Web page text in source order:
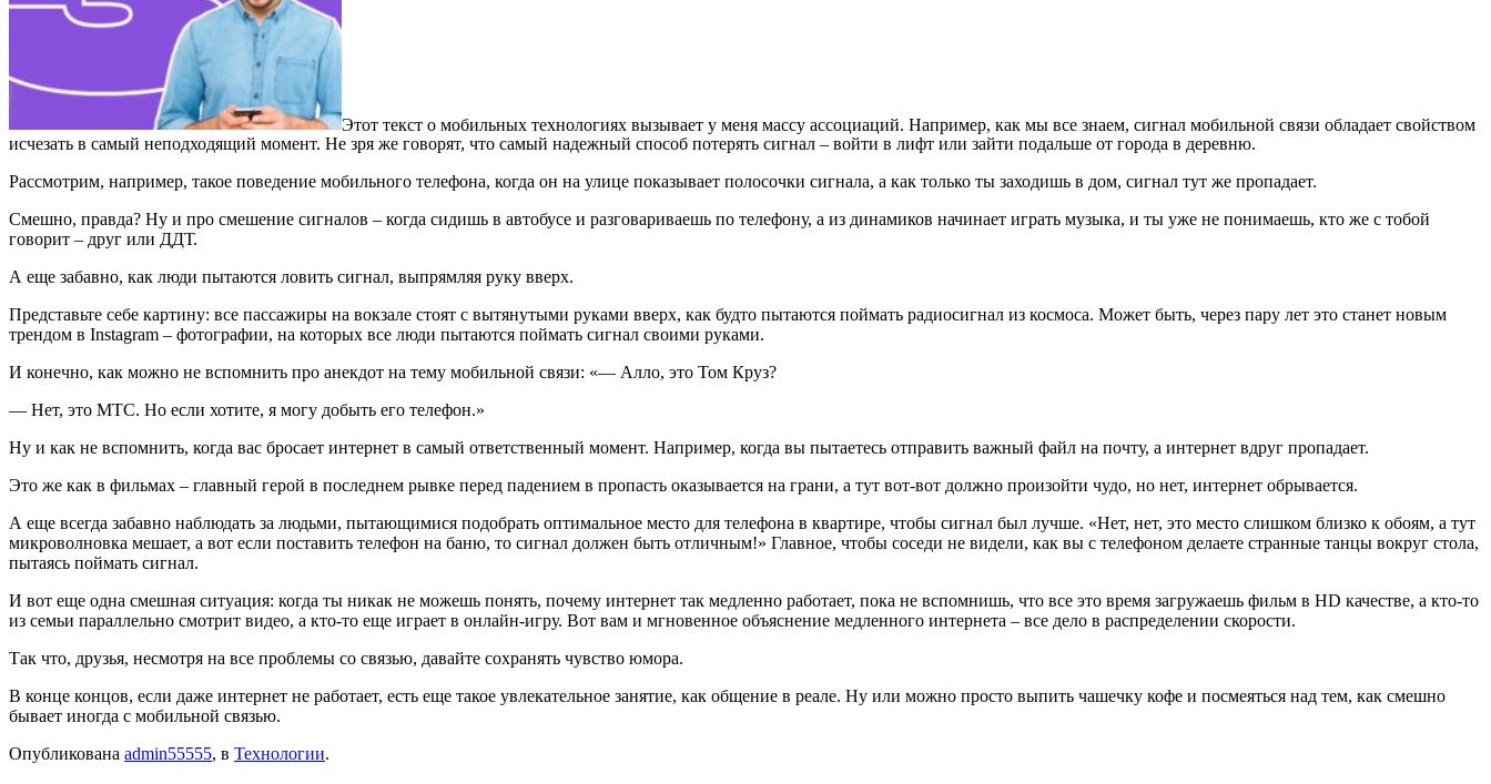
Этот текст о мобильных технологиях вызывает у меня массу ассоциаций. Например, как мы все знаем, сигнал мобильной связи обладает свойством
исчезать в самый неподходящий момент. Не зря же говорят, что самый надежный способ потерять сигнал – войти в лифт или зайти подальше от города в деревню.
Рассмотрим, например, такое поведение мобильного телефона, когда он на улице показывает полосочки сигнала, а как только ты заходишь в дом, сигнал тут же пропадает.
Смешно, правда? Ну и про смешение сигналов – когда сидишь в автобусе и разговариваешь по телефону, а из динамиков начинает играть музыка, и ты уже не понимаешь, кто же с тобой
говорит – друг или ДДТ.
А еще забавно, как люди пытаются ловить сигнал, выпрямляя руку вверх.
Представьте себе картину: все пассажиры на вокзале стоят с вытянутыми руками вверх, как будто пытаются поймать радиосигнал из космоса. Может быть, через пару лет это станет новым
трендом в Instagram – фотографии, на которых все люди пытаются поймать сигнал своими руками.
И конечно, как можно не вспомнить про анекдот на тему мобильной связи: «— Алло, это Том Круз?
— Нет, это МТС. Но если хотите, я могу добыть его телефон.»
Ну и как не вспомнить, когда вас бросает интернет в самый ответственный момент. Например, когда вы пытаетесь отправить важный файл на почту, а интернет вдруг пропадает.
Это же как в фильмах – главный герой в последнем рывке перед падением в пропасть оказывается на грани, а тут вот-вот должно произойти чудо, но нет, интернет обрывается.
А еще всегда забавно наблюдать за людьми, пытающимися подобрать оптимальное место для телефона в квартире, чтобы сигнал был лучше. «Нет, нет, это место слишком близко к обоям, а тут
микроволновка мешает, а вот если поставить телефон на баню, то сигнал должен быть отличным!» Главное, чтобы соседи не видели, как вы с телефоном делаете странные танцы вокруг стола,
пытаясь поймать сигнал.
И вот еще одна смешная ситуация: когда ты никак не можешь понять, почему интернет так медленно работает, пока не вспомнишь, что все это время загружаешь фильм в HD качестве, а кто-то
из семьи параллельно смотрит видео, а кто-то еще играет в онлайн-игру. Вот вам и мгновенное объяснение медленного интернета – все дело в распределении скорости.
Так что, друзья, несмотря на все проблемы со связью, давайте сохранять чувство юмора.
В конце концов, если даже интернет не работает, есть еще такое увлекательное занятие, как общение в реале. Ну или можно просто выпить чашечку кофе и посмеяться над тем, как смешно
бывает иногда с мобильной связью.
Опубликована admin55555, в Технологии.